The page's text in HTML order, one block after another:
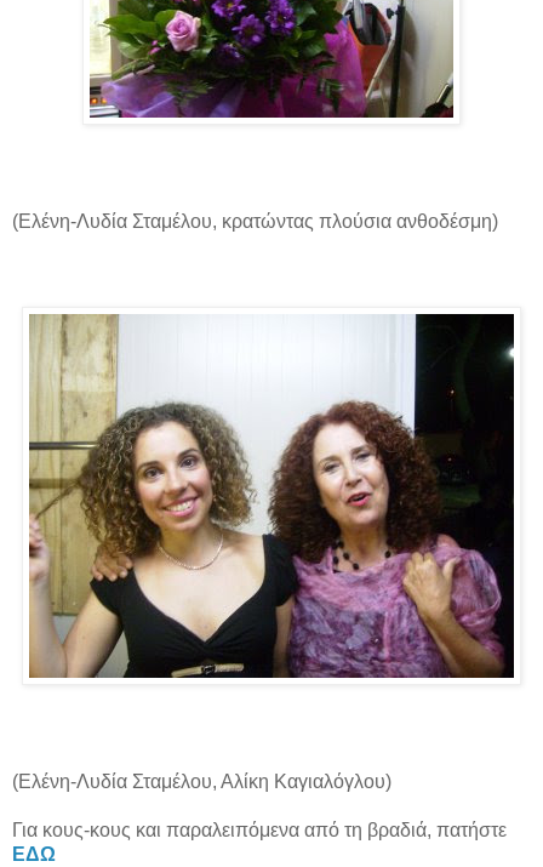
(Ελένη-Λυδία Σταμέλου, κρατώντας πλούσια ανθοδέσμη)
(Ελένη-Λυδία Σταμέλου, Αλίκη Καγιαλόγλου)
Για κους-κους και παραλειπόμενα από τη βραδιά, πατήστε
ΕΔΩ